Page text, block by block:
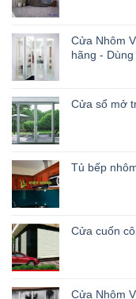
Cửa Nhôm
hãng -
Cửa sổ mở
Tủ bếp
Cửa cuốn
Cửa Nhôm